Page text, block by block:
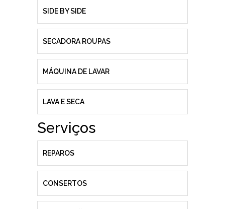
SIDE BY SIDE
SECADORA ROUPAS
MÁQUINA DE LAVAR
LAVA E SECA
Serviços
REPAROS
CONSERTOS